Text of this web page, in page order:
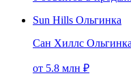
Sun Hills Ольгинка
Сан Хиллс Ольгинка
от 5.8 млн ₽